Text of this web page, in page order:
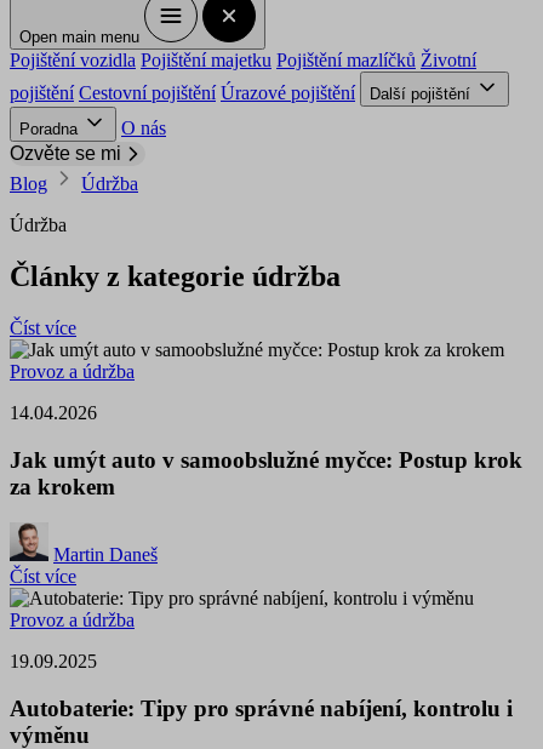
Open main menu
Pojištění vozidla Pojištění majetku Pojištění mazlíčků Životní
pojištění Cestovní pojištění Úrazové pojištění
Další pojištění
Poradna
O nás
Ozvěte se mi
Blog
Údržba
Údržba
Články z kategorie údržba
Číst více
Provoz a údržba
14.04.2026
Jak umýt auto v samoobslužné myčce: Postup krok
za krokem
Martin Daneš
Číst více
Provoz a údržba
19.09.2025
Autobaterie: Tipy pro správné nabíjení, kontrolu i
výměnu